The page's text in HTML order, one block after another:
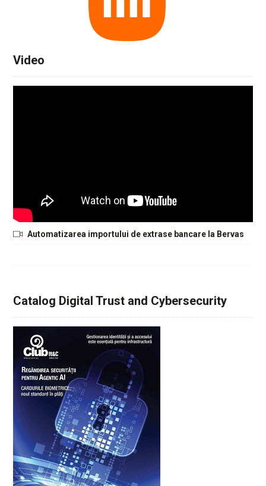
Video
Automatizarea importului de extrase bancare la Bervas
Catalog Digital Trust and Cybersecurity